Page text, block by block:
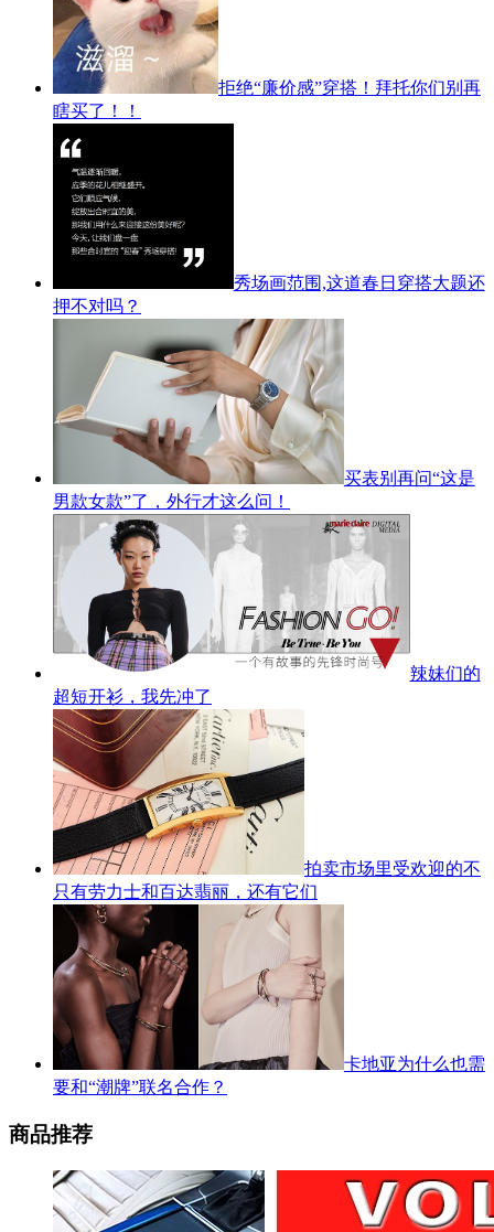
拒绝“廉价感”穿搭！拜托你们别再
瞎买了！！
秀场画范围,这道春日穿搭大题还
押不对吗？
买表别再问“这是
男款女款”了，外行才这么问！
辣妹们的
超短开衫，我先冲了
拍卖市场里受欢迎的不
只有劳力士和百达翡丽，还有它们
卡地亚为什么也需
要和“潮牌”联名合作？
商品推荐